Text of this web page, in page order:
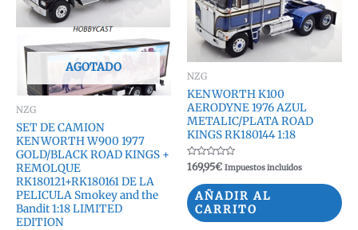
AGOTADO
NZG
SET DE CAMION
KENWORTH W900 1977
GOLD/BLACK ROAD KINGS +
REMOLQUE
RK180121+RK180161 DE LA
PELICULA Smokey and the
Bandit 1:18 LIMITED
EDITION
NZG
KENWORTH K100
AERODYNE 1976 AZUL
METALIC/PLATA ROAD
KINGS RK180144 1:18
Valorado
con
de
5
169,95€ Impuestos incluidos
AÑADIR AL
CARRITO